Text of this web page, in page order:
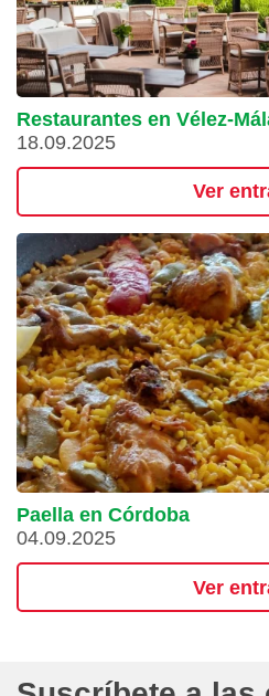
Restaurantes en Vélez-
18.09.2025
Ver
Paella en Córdoba
04.09.2025
Ver